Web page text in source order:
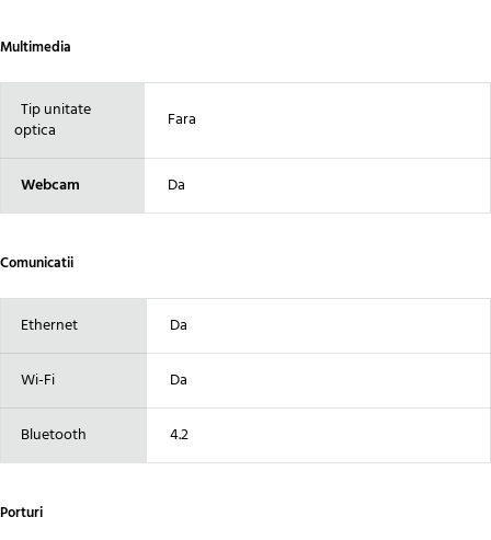
Multimedia
Tip unitate
optica
Fara
Webcam Da
Comunicatii
Ethernet Da
Wi-Fi Da
Bluetooth 4.2
Porturi